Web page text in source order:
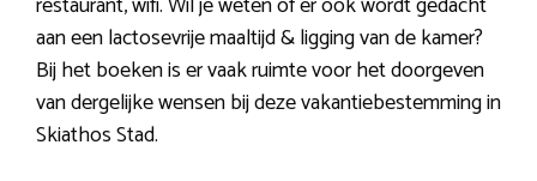
aan een lactosevrije maaltijd & ligging van de kamer?
Bij het boeken is er vaak ruimte voor het doorgeven
van dergelijke wensen bij deze vakantiebestemming in
Skiathos Stad.